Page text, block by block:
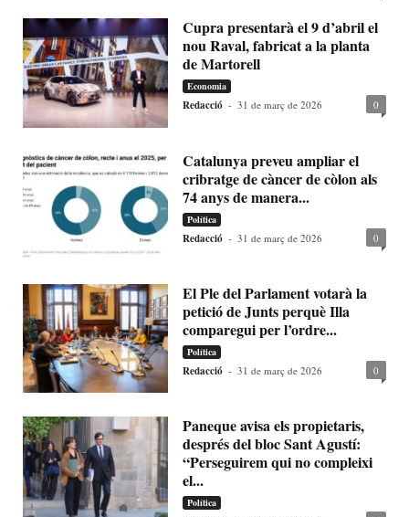
Cupra presentarà el 9 d’abril el
nou Raval, fabricat a la planta
de Martorell
Economia
Redacció - 31 de març de 2026 0
Catalunya preveu ampliar el
cribratge de càncer de còlon als
74 anys de manera...
Política
Redacció - 31 de març de 2026 0
El Ple del Parlament votarà la
petició de Junts perquè Illa
comparegui per l’ordre...
Política
Redacció - 31 de març de 2026 0
Paneque avisa els propietaris,
després del bloc Sant Agustí:
“Perseguirem qui no compleixi
el...
Política